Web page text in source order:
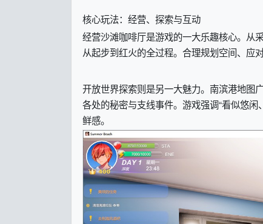
核心玩法：经营、探索与互动
经营沙滩咖啡厅是游戏的一大乐趣核心。从
从起步到红火的全过程。合理规划空间、应
开放世界探索则是另一大魅力。南滨港地图
各处的秘密与支线事件。游戏强调“看似悠
鲜感。